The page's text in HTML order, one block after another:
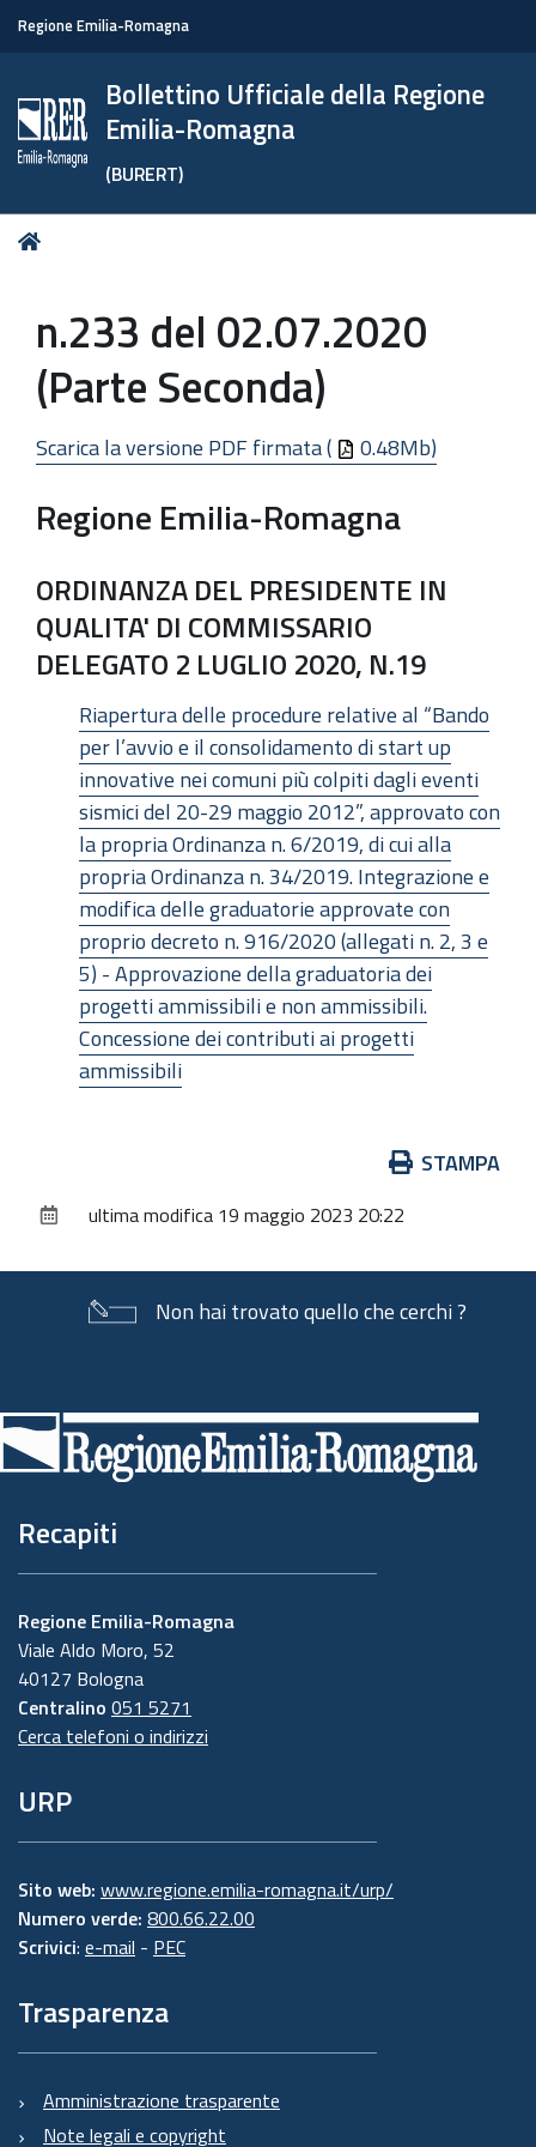
Regione Emilia-Romagna
Bollettino Ufficiale della Regione
Emilia-Romagna
(BURERT)
Tu
n.233 del 02.07.2020
(Parte Seconda)
Scarica la versione PDF firmata ( 0.48Mb)
Regione Emilia-Romagna
ORDINANZA DEL PRESIDENTE IN
QUALITA' DI COMMISSARIO
DELEGATO 2 LUGLIO 2020, N.19
Riapertura delle procedure relative al “Bando
per l’avvio e il consolidamento di start up
innovative nei comuni più colpiti dagli eventi
sismici del 20-29 maggio 2012”, approvato con
la propria Ordinanza n. 6/2019, di cui alla
propria Ordinanza n. 34/2019. Integrazione e
modifica delle graduatorie approvate con
proprio decreto n. 916/2020 (allegati n. 2, 3 e
5) - Approvazione della graduatoria dei
progetti ammissibili e non ammissibili.
Concessione dei contributi ai progetti
ammissibili
documento
STAMPA
ultima modifica 19 maggio 2023 20:22
Non hai trovato quello che cerchi ?
di
pagina
Recapiti
Regione Emilia-Romagna
Viale Aldo Moro, 52
40127 Bologna
Centralino 051 5271
Cerca telefoni o indirizzi
URP
Sito web: www.regione.emilia-romagna.it/urp/
Numero verde: 800.66.22.00
Scrivici: e-mail - PEC
Trasparenza
Amministrazione trasparente
Note legali e copyright